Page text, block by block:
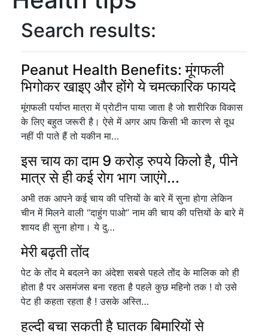
Search results:
Peanut Health Benefits: मूंगफली
भिगोकर खाइए और होंगे ये चमत्कारिक फायदे
मूंगफली पर्याप्त मात्रा में प्रोटीन पाया जाता है जो शारीरिक विकास
के लिए बहुत जरूरी है। ऐसे में अगर आप किसी भी कारण से दूध
नहीं पी पाते हैं तो यकीन मा…
इस चाय का दाम 9 करोड़ रुपये किलो है, पीने
मात्र से ही कई रोग भाग जाएंगे...
अभी तक आपने कई चाय की पत्तियों के बारे में सुना होगा लेकिन
चीन में मिलने वाली “दाहुंग पाओ” नाम की चाय की पत्तियों के बारे में
शायद ही सुना होगा। ये दु…
मेरी बढ़ती तोंद
पेट के तोंद मे बदलने का अंदेशा सबसे पहले तोंद के मालिक को ही
होता है पर असमंजस बना रहता है पहले कुछ महिनो तक ! वो उसे
पेट ही कहता रहता है ! उसके अस्ति…
हल्दी बचा सकती है घातक बिमारियों से